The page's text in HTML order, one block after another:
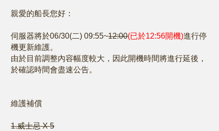
親愛的船長您好：
伺服器將於06/30(二) 09:55~12:00(已於12:56開機)進行停
機更新維護。
由於目前調整內容幅度較大，因此開機時間將進行延後，
於確認時間會盡速公告。
維護補償
1.威士忌 X 5